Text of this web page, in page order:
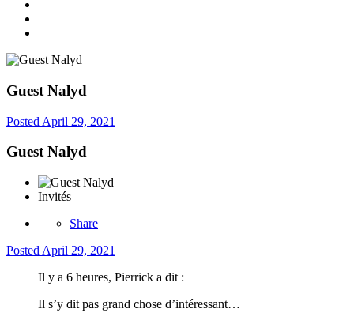
Guest Nalyd
Posted April 29, 2021
Guest Nalyd
Invités
Share
Posted April 29, 2021
Il y a 6 heures, Pierrick a dit :
Il s’y dit pas grand chose d’intéressant…